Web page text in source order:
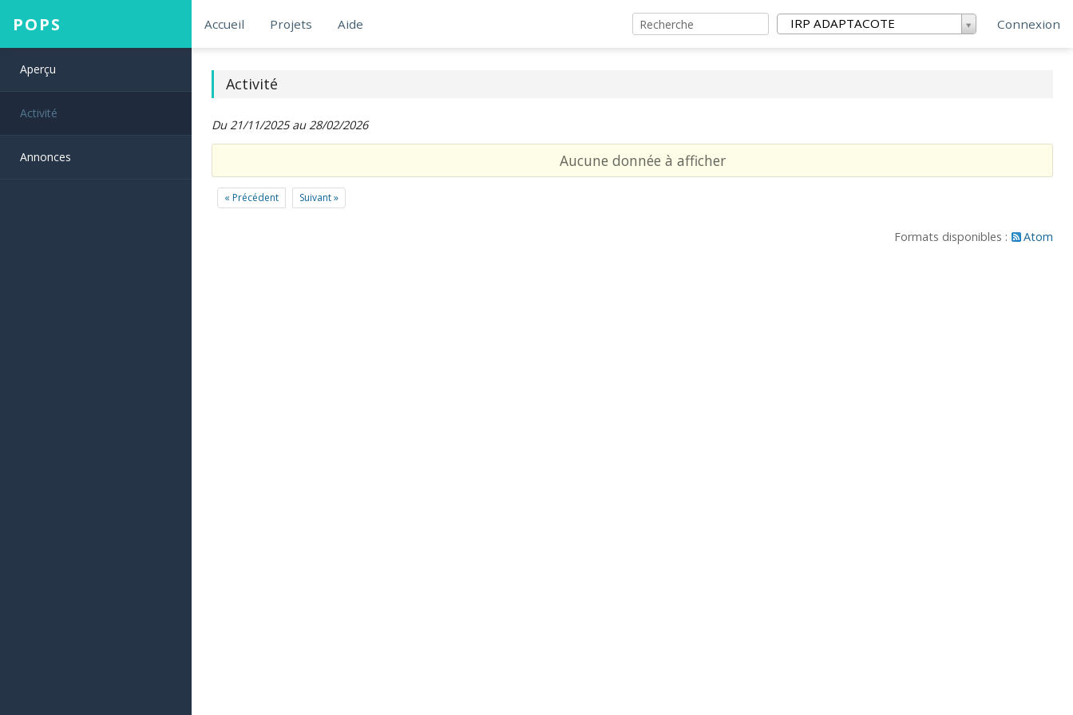
POPS Accueil Projets Aide IRP ADAPTACOTE Connexion
Aperçu
Activité
Annonces
Activité
Du 21/11/2025 au 28/02/2026
Aucune donnée à afficher
« Précédent Suivant »
Formats disponibles : Atom